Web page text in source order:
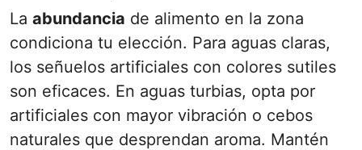
La abundancia de alimento en la zona
condiciona tu elección. Para aguas claras,
los señuelos artificiales con colores sutiles
son eficaces. En aguas turbias, opta por
artificiales con mayor vibración o cebos
naturales que desprendan aroma. Mantén